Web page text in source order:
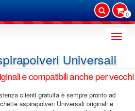
0
Toggle
Universali
e compatibili anche per vecchi
clienti gratuita è sempre pronto ad
aspirapolveri Universali originali e